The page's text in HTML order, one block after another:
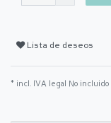
Lista de deseos
* incl. IVA legal No incluido